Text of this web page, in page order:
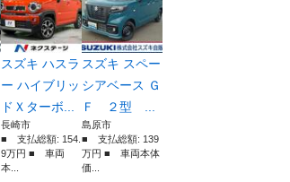
スズキ ハスラ
ー ハイブリッ
ドＸターボ...
長崎市
■ 支払総額: 154.
9万円 ■ 車両
本...
スズキ スペー
シアベース Ｇ
Ｆ ２型 ...
島原市
■ 支払総額: 139
万円 ■ 車両本体
価...